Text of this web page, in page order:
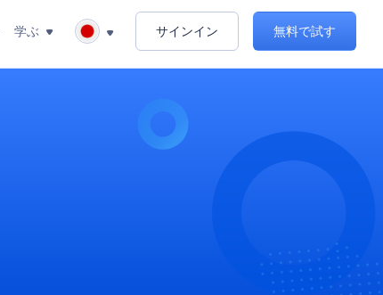
学ぶ サインイン 無料で試す